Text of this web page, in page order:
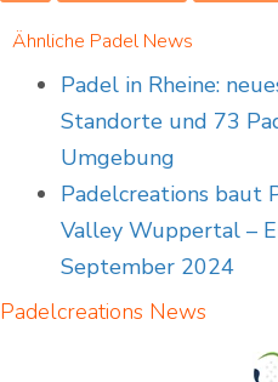
Ähnliche Padel News
Padel in Rheine:
Standorte und 73
Umgebung
Padelcreations baut
Valley Wuppertal –
September 2024
Padelcreations News